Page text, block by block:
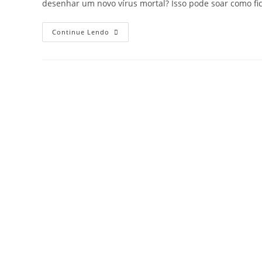
desenhar um novo vírus mortal? Isso pode soar como
Continue Lendo